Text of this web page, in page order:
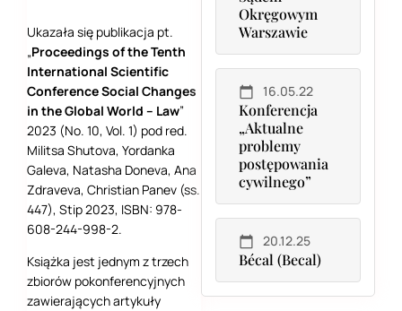
Ukazała się publikacja pt.
„Proceedings of the Tenth
International Scientific
Conference Social Changes
in the Global World – Law”
2023 (No. 10, Vol. 1) pod red.
Militsa Shutova, Yordanka
Galeva, Natasha Doneva, Ana
Zdraveva, Christian Panev (ss.
447), Stip 2023, ISBN: 978-
608-244-998-2.
Książka jest jednym z trzech
zbiorów pokonferencyjnych
zawierających artykuły
Okręgowym
Warszawie
16.05.22
Konferencja
„Aktualne
problemy
postępowania
cywilnego”
20.12.25
Bécal (Becal)